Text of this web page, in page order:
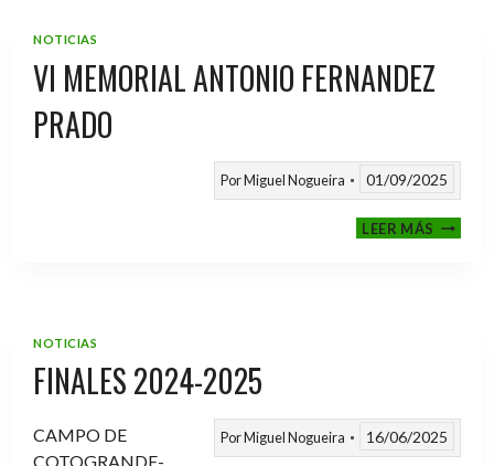
NOTICIAS
VI MEMORIAL ANTONIO FERNANDEZ
PRADO
PorMiguel Nogueira 01/09/2025
LEER MÁSVI
NOTICIAS
FINALES 2024-2025
PorMiguel Nogueira 16/06/2025
CAMPO DE
COTOGRANDE-